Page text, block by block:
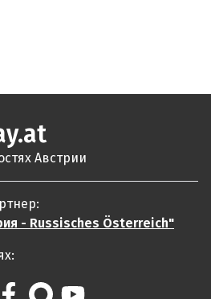
Австрии
- Russisches Österreich"